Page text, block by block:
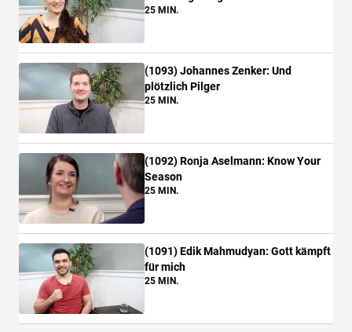
25 MIN.
(1093)Johannes Zenker: Und
plötzlich Pilger
25 MIN.
(1092)Ronja Aselmann: Know Your
Season
25 MIN.
(1091)Edik Mahmudyan: Gott kämpft
für mich
25 MIN.